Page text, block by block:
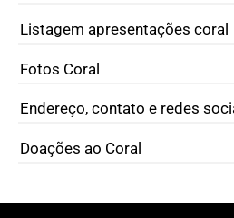
Listagem apresentações coral
Fotos Coral
Endereço, contato e redes
Doações ao Coral